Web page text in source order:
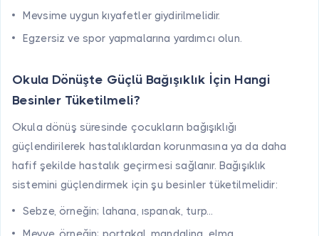
Mevsime uygun kıyafetler giydirilmelidir.
Egzersiz ve spor yapmalarına yardımcı olun.
Okula Dönüşte Güçlü Bağışıklık İçin Hangi
Besinler Tüketilmeli?
Okula dönüş süresinde çocukların bağışıklığı
güçlendirilerek hastalıklardan korunmasına ya da daha
hafif şekilde hastalık geçirmesi sağlanır. Bağışıklık
sistemini güçlendirmek için şu besinler tüketilmelidir:
Sebze, örneğin; lahana, ıspanak, turp...